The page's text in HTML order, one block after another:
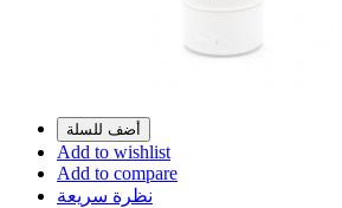
أضف للسلة
Add to wishlist
Add to compare
نظرة سريعة